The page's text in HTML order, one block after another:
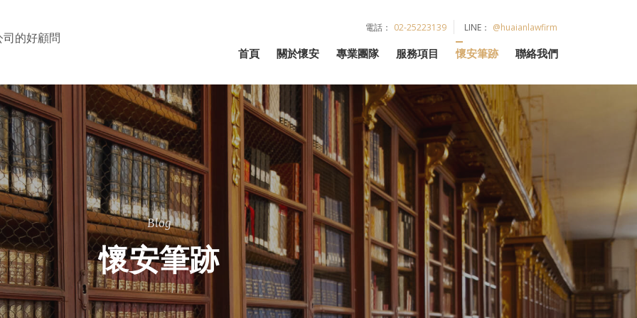
司的好顧問
電話： 02-25223139 LINE： @huaianlawfirm
⾸⾴ 關於懷安 專業團隊 服務項目 懷安筆跡 聯絡我們
Blog
懷安筆跡